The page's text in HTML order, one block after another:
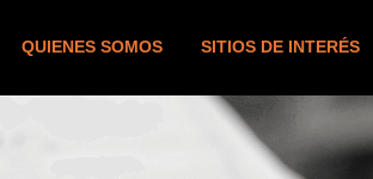
QUIENES SOMOS SITIOS DE INTERÉS